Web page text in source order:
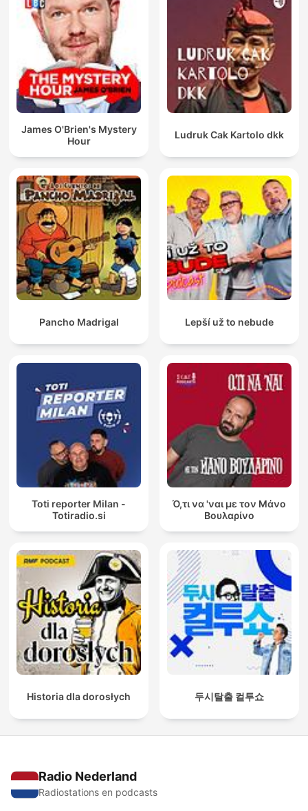
James O'Brien's Mystery
Hour
Ludruk Cak Kartolo dkk
Pancho Madrigal Lepší už to nebude
Toti reporter Milan -
Totiradio.si
Ό,τι να 'ναι με τον Μάνο
Βουλαρίνο
Historia dla dorosłych 두시탈출 컬투쇼
Radio Nederland
Radiostations en podcasts